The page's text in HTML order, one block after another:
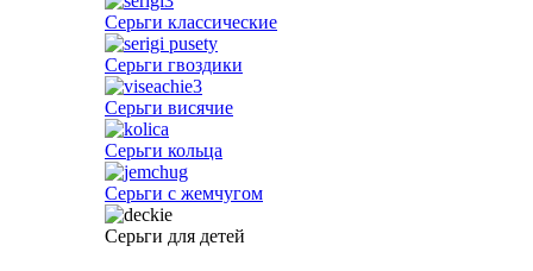
Серьги классические
Серьги гвоздики
Серьги висячие
Серьги кольца
Серьги с жемчугом
Серьги для детей